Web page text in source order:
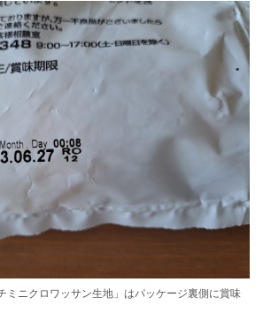
ミニクロワッサン生地」はパッケージ裏側に賞味